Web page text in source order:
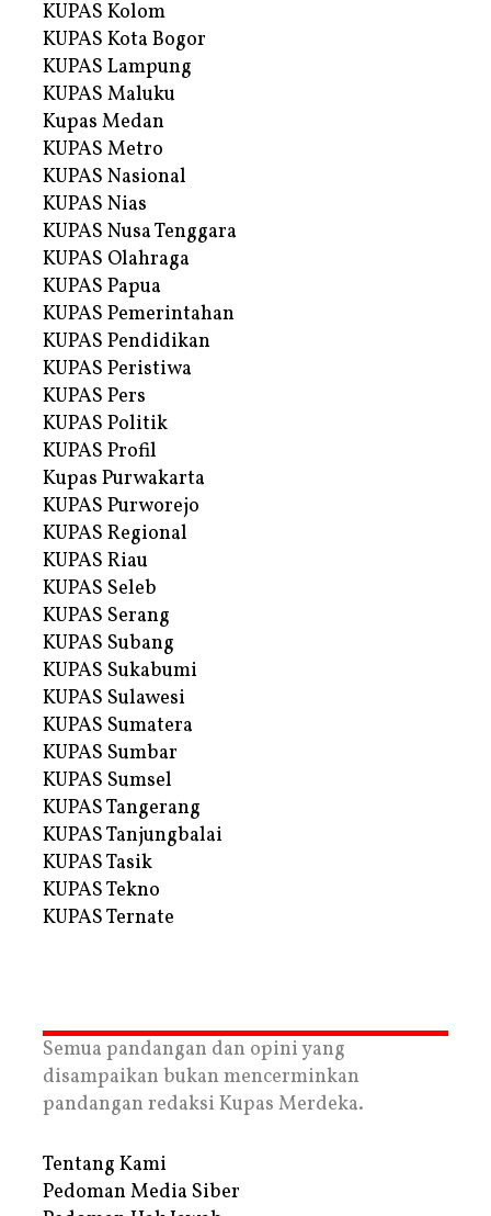
KUPAS Kolom
KUPAS Kota Bogor
KUPAS Lampung
KUPAS Maluku
Kupas Medan
KUPAS Metro
KUPAS Nasional
KUPAS Nias
KUPAS Nusa Tenggara
KUPAS Olahraga
KUPAS Papua
KUPAS Pemerintahan
KUPAS Pendidikan
KUPAS Peristiwa
KUPAS Pers
KUPAS Politik
KUPAS Profil
Kupas Purwakarta
KUPAS Purworejo
KUPAS Regional
KUPAS Riau
KUPAS Seleb
KUPAS Serang
KUPAS Subang
KUPAS Sukabumi
KUPAS Sulawesi
KUPAS Sumatera
KUPAS Sumbar
KUPAS Sumsel
KUPAS Tangerang
KUPAS Tanjungbalai
KUPAS Tasik
KUPAS Tekno
KUPAS Ternate
Semua pandangan dan opini yang
disampaikan bukan mencerminkan
pandangan redaksi Kupas Merdeka.
Tentang Kami
Pedoman Media Siber